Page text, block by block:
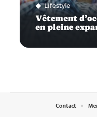
Lifestyle
Vêtement
en pleine
Contact